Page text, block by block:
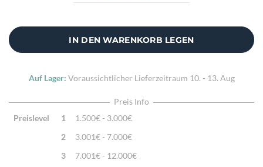
Highlights:
Traditionell handgewebt
IN DEN WARENKORB LEGEN
Auf Lager: Voraussichtlicher Lieferzeitraum 10. - 13. Aug
Preis Info
Preislevel
1
1.500€ - 3.000€
2
3.001€ - 7.000€
3
7.001€ - 12.000€